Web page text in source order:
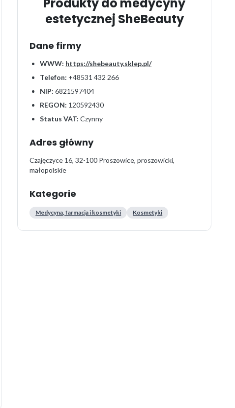
estetycznej SheBeauty
Dane firmy
WWW: https://shebeauty.sklep.pl/
Telefon: +48531 432 266
NIP: 6821597404
REGON: 120592430
Status VAT: Czynny
Adres główny
Czajęczyce 16, 32-100 Proszowice, proszowicki,
małopolskie
Kategorie
Medycyna, farmacja i kosmetyki Kosmetyki